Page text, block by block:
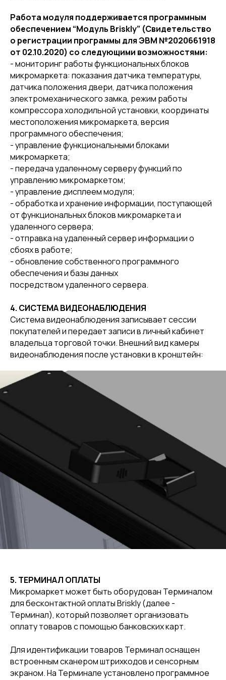
Работа модуля поддерживается программным
обеспечением “Модуль Briskly” (Свидетельство
о регистрации программы для ЭВМ №2020661918
от 02.10.2020) со следующими возможностями:
- мониторинг работы функциональных блоков
микромаркета: показания датчика температуры,
датчика положения двери, датчика положения
электромеханического замка, режим работы
компрессора холодильной установки, координаты
местоположения микромаркета, версия
программного обеспечения;
- управление функциональными блоками
микромаркета;
- передача удаленному серверу функций по
управлению микромаркетом;
- управление дисплеем модуля;
- обработка и хранение информации, поступающей
от функциональных блоков микромаркета и
удаленного сервера;
- отправка на удаленный сервер информации о
сбоях в работе;
- обновление собственного программного
обеспечения и базы данных
посредством удаленного сервера.
4. СИСТЕМА ВИДЕОНАБЛЮДЕНИЯ
Система видеонаблюдения записывает сессии
покупателей и передает записи в личный кабинет
владельца торговой точки. Внешний вид камеры
видеонаблюдения после установки в кронштейн:
5. ТЕРМИНАЛ ОПЛАТЫ
Микромаркет может быть оборудован Терминалом
для бесконтактной оплаты Briskly (далее -
Терминал), который позволяет организовать
оплату товаров с помощью банковских карт.
Для идентификации товаров Терминал оснащен
встроенным сканером штрихкодов и сенсорным
экраном. На Терминале установлено программное